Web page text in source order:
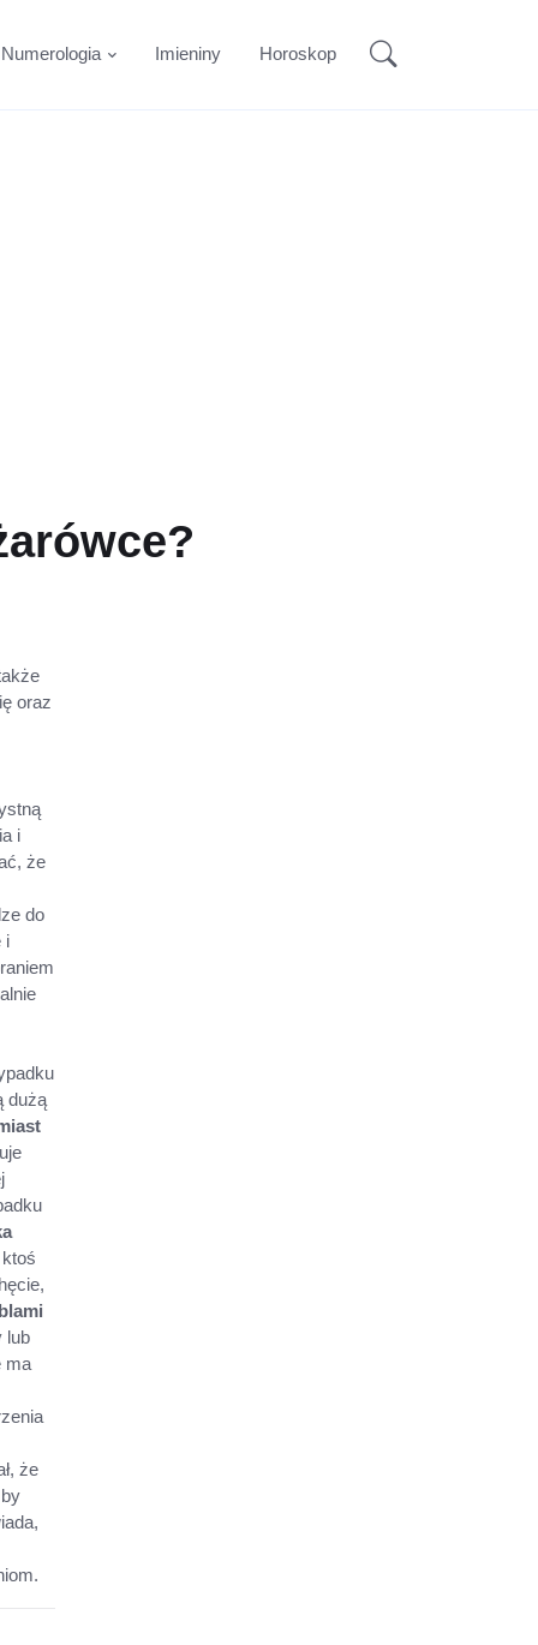
Numerologia Imieniny Horoskop
oraz
i
że
do
i
dużą
lub
ma
że